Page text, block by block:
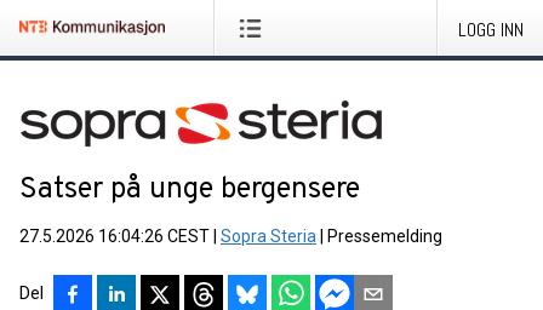
LOGG INN
Satser på unge bergensere
27.5.2026 16:04:26 CEST Sopra Steria Pressemelding
Del